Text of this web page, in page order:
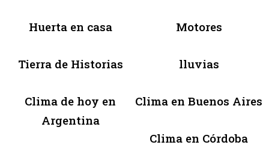
Huerta en casa Motores
Tierra de Historias lluvias
Clima de hoy en
Argentina
Clima en Buenos Aires
Clima en Córdoba